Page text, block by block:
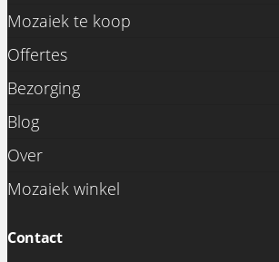
Mozaiek te koop
Offertes
Bezorging
Blog
Over
Mozaiek winkel
Contact